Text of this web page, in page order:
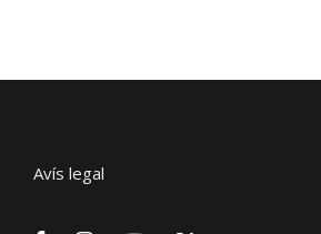
Avís legal